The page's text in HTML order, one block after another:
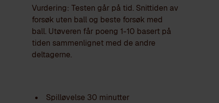
Vurdering: Testen går på tid. Snittiden av
forsøk uten ball og beste forsøk med
ball. Utøveren får poeng 1-10 basert på
tiden sammenlignet med de andre
deltagerne.
Spilløvelse 30 minutter